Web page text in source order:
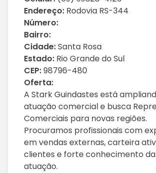
Endereço: Rodovia RS-344
Número:
Bairro:
Cidade:Santa Rosa
Estado: Rio Grande do Sul
CEP:98796-480
Oferta:
A Stark Guindastes está
atuação comercial e busca
Comerciais para novas regiões.
Procuramos profissionais com
em vendas externas, carteira
clientes e forte conhecimento
atuação.